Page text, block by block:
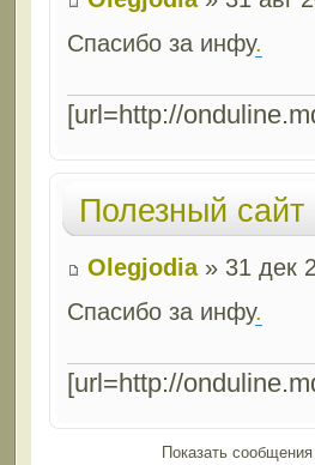
Спасибо за инфу.
[url=http://
Полезный сайт
Olegjodia» 31 дек
Спасибо за инфу.
[url=http://
Показать сообщения